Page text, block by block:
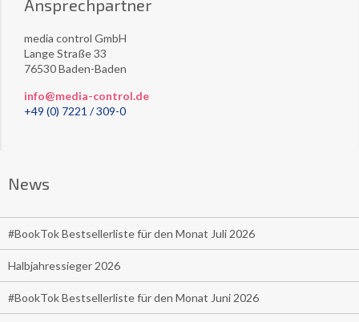
Ansprechpartner
media control GmbH
Lange Straße 33
76530 Baden-Baden
info@media-control.de
+49 (0) 7221 / 309-0
News
#BookTok Bestsellerliste für den Monat Juli 2026
Halbjahressieger 2026
#BookTok Bestsellerliste für den Monat Juni 2026